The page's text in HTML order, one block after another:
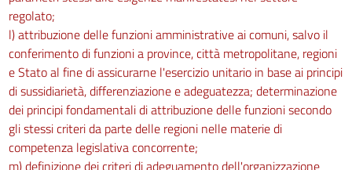
regolato;
l) attribuzione delle funzioni amministrative ai comuni, salvo il
conferimento di funzioni a province, città metropolitane, regioni
e Stato al fine di assicurarne l'esercizio unitario in base ai principi
di sussidiarietà, differenziazione e adeguatezza; determinazione
dei principi fondamentali di attribuzione delle funzioni secondo
gli stessi criteri da parte delle regioni nelle materie di
competenza legislativa concorrente;
m) definizione dei criteri di adeguamento dell'organizzazione